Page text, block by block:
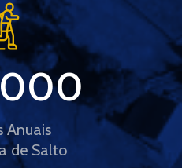
Anuais
de Salto